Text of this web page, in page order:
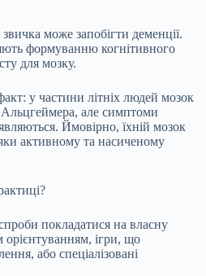
може запобігти деменції.
формуванню когнітивного
для мозку.
у частини літніх людей мозок
але симптоми
Ймовірно, їхній мозок
активному та насиченому
покладатися на власну
орієнтуванням, ігри, що
або спеціалізовані